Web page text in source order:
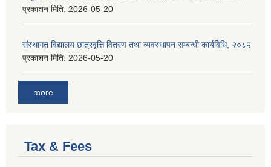
प्रकाशन मिति: 2026-05-20
संस्थागत विद्यालय छात्रवृत्ति वितरण तथा व्यवस्थापन सम्बन्धी कार्यविधि, २०८२
प्रकाशन मिति: 2026-05-20
more
Tax & Fees